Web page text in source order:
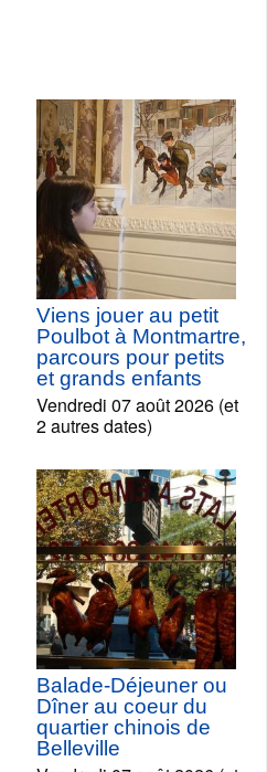
Viens jouer au petit
Poulbot à Montmartre,
parcours pour petits
et grands enfants
Vendredi 07 août 2026 (et
2 autres dates)
Balade-Déjeuner ou
Dîner au coeur du
quartier chinois de
Belleville